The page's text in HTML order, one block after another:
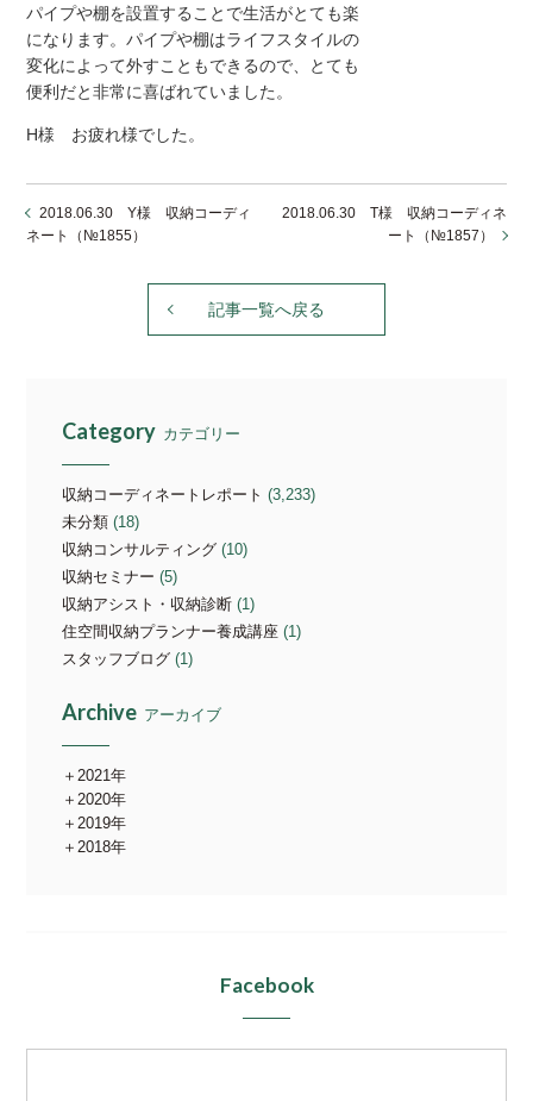
パイプや棚を設置することで生活がとても楽
になります。パイプや棚はライフスタイルの
変化によって外すこともできるので、とても
便利だと非常に喜ばれていました。
H様 お疲れ様でした。
2018.06.30 Y様 収納コーディ
ネート（№1855）
2018.06.30 T様 収納コーディネ
ート（№1857）
記事一覧へ戻る
Category カテゴリー
収納コーディネートレポート (3,233)
未分類 (18)
収納コンサルティング (10)
収納セミナー (5)
収納アシスト・収納診断 (1)
住空間収納プランナー養成講座 (1)
スタッフブログ (1)
Archive アーカイブ
2021年
2020年
2019年
2018年
Facebook